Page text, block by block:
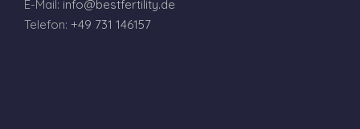
E-Mail: info@bestfertility.de
Telefon: +49 731 146157